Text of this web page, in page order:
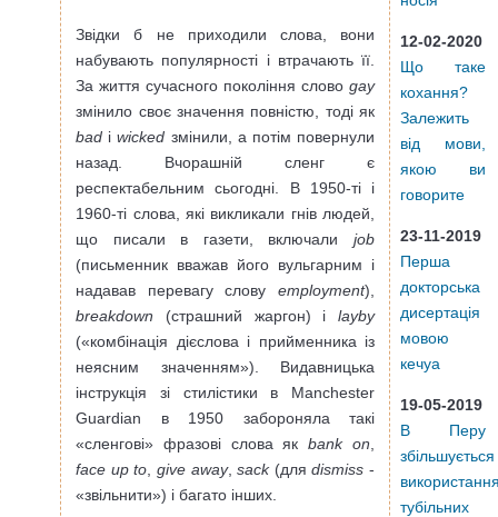
Звідки б не приходили слова, вони
набувають популярності і втрачають її.
За життя сучасного покоління слово gay
змінило своє значення повністю, тоді як
bad іwicked змінили, а потім повернули
назад. Вчорашній сленг є
респектабельним сьогодні. В 1950-ті і
1960-ті слова, які викликали гнів людей,
що писали в газети, включали job
(письменник вважав його вульгарним і
надавав перевагу слову employment),
breakdown (страшний жаргон) і layby
(«комбінація дієслова і прийменника із
неясним значенням»). Видавницька
інструкція зі стилістики в Manchester
Guardian в 1950 забороняла такі
«сленгові» фразові слова якbank on
face up to give away,sack(дляdismiss -
«звільнити») і багато інших.
12-02-2020
Що таке
кохання?
Залежить
від мови,
якою ви
говорите
23-11-2019
Перша
докторська
дисертація
мовою
кечуа
19-05-2019
В Перу
збільшується
тубільних